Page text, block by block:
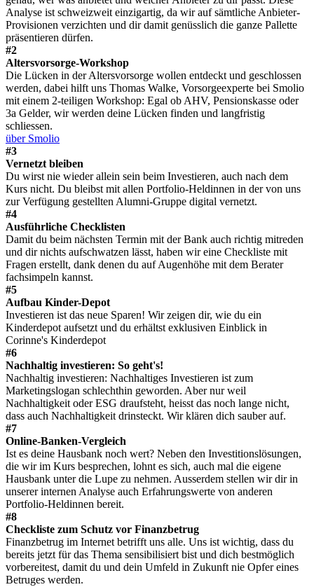
Analyse ist schweizweit einzigartig, da wir auf sämtliche Anbieter-
Provisionen verzichten und dir damit genüsslich die ganze Pallette
präsentieren dürfen.
#2
Altersvorsorge-Workshop
Die Lücken in der Altersvorsorge wollen entdeckt und geschlossen
werden, dabei hilft uns Thomas Walke, Vorsorgeexperte bei Smolio
mit einem 2-teiligen Workshop: Egal ob AHV, Pensionskasse oder
3a Gelder, wir werden deine Lücken finden und langfristig
schliessen.
über Smolio
#3
Vernetzt bleiben
Du wirst nie wieder allein sein beim Investieren, auch nach dem
Kurs nicht. Du bleibst mit allen Portfolio-Heldinnen in der von uns
zur Verfügung gestellten Alumni-Gruppe digital vernetzt.
#4
Ausführliche Checklisten
Damit du beim nächsten Termin mit der Bank auch richtig mitreden
und dir nichts aufschwatzen lässt, haben wir eine Checkliste mit
Fragen erstellt, dank denen du auf Augenhöhe mit dem Berater
fachsimpeln kannst.
#5
Aufbau Kinder-Depot
Investieren ist das neue Sparen! Wir zeigen dir, wie du ein
Kinderdepot aufsetzt und du erhältst exklusiven Einblick in
Corinne's Kinderdepot
#6
Nachhaltig investieren: So geht's!
Nachhaltig investieren: Nachhaltiges Investieren ist zum
Marketingslogan schlechthin geworden. Aber nur weil
Nachhaltigkeit oder ESG draufsteht, heisst das noch lange nicht,
dass auch Nachhaltigkeit drinsteckt. Wir klären dich sauber auf.
#7
Online-Banken-Vergleich
Ist es deine Hausbank noch wert? Neben den Investitionslösungen,
die wir im Kurs besprechen, lohnt es sich, auch mal die eigene
Hausbank unter die Lupe zu nehmen. Ausserdem stellen wir dir in
unserer internen Analyse auch Erfahrungswerte von anderen
Portfolio-Heldinnen bereit.
#8
Checkliste zum Schutz vor Finanzbetrug
Finanzbetrug im Internet betrifft uns alle. Uns ist wichtig, dass du
bereits jetzt für das Thema sensibilisiert bist und dich bestmöglich
vorbereitest, damit du und dein Umfeld in Zukunft nie Opfer eines
Betruges werden.